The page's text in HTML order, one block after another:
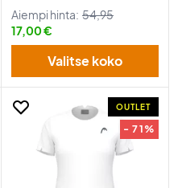
Aiempi hinta: 54,95
17,00 €
Valitse koko
OUTLET
- 71%